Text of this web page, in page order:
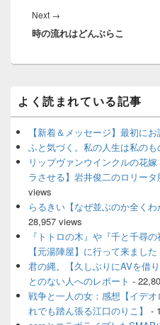
ゲ
ー
シ
Next →
post:
時の流れはどんぶらこ
ン
サ
イ
バ
ィ
ェ
エ
ア
よく読まれている記事
【新着＆メッセージ】最初にお
ふと気づく。私の人生は私の
リップヴァンウインクルの花
ラさせる】岩井俊二のロリー
views
らるきい【なぜ並ぶのか全く
28,957 views
『トトロの木』や『千と千尋
【元湯陣屋】に行って来ました
君の縄。【久しぶりにAVを借
とのない人へのレポート -
戦争と一人の女：感想【イデ
れでも踏ん張る江口のりこ】
-